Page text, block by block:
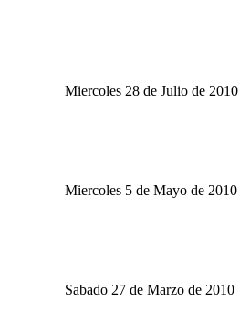
Miercoles 28 de Julio de 2010
Miercoles 5 de Mayo de 2010
Sabado 27 de Marzo de 2010